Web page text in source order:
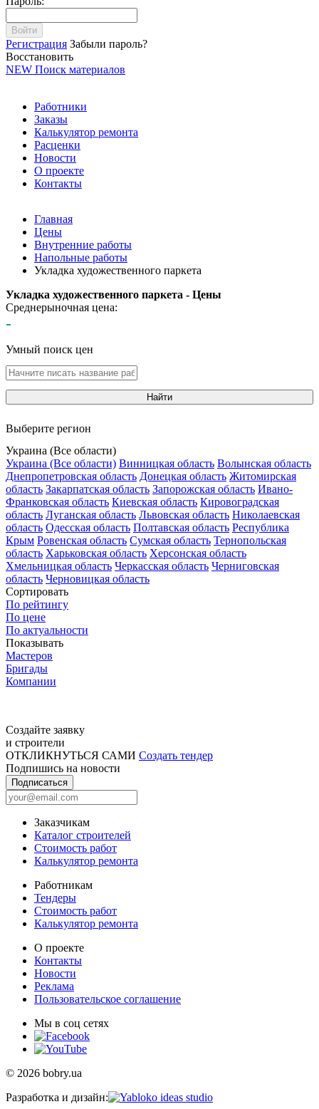
Войти
Регистрация Забыли пароль?
Восстановить
NEW Поиск материалов
Работники
Заказы
Калькулятор ремонта
Расценки
Новости
О проекте
Контакты
Главная
Цены
Внутренние работы
Напольные работы
Укладка художественного паркета
Укладка художественного паркета - Цены
Среднерыночная цена:
-
Умный поиск цен
Найти
Выберите регион
Украина (Все области)
Украина (Все области) Винницкая область Волынская область
Днепропетровская область Донецкая область Житомирская
область Закарпатская область Запорожская область Ивано-
Франковская область Киевская область Кировоградская
область Луганская область Львовская область Николаевская
область Одесская область Полтавская область Республика
Крым Ровенская область Сумская область Тернопольская
область Харьковская область Херсонская область
Хмельницкая область Черкасская область Черниговская
область Черновицкая область
Сортировать
По рейтингу
По цене
По актуальности
Показывать
Мастеров
Бригады
Компании
Создайте заявку
и строители
ОТКЛИКНУТЬСЯ САМИ Создать тендер
Подпишись на новости
Подписаться
Заказчикам
Каталог строителей
Стоимость работ
Калькулятор ремонта
Работникам
Тендеры
Стоимость работ
Калькулятор ремонта
О проекте
Контакты
Новости
Реклама
Пользовательское соглашение
Мы в соц сетях
© 2026 bobry.ua
Разработка и дизайн: